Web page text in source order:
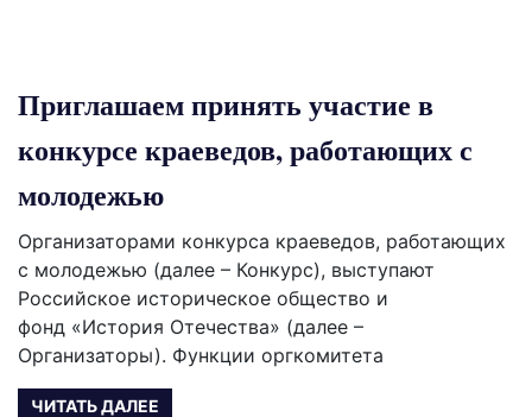
Приглашаем принять участие в
конкурсе краеведов, работающих с
молодежью
Организаторами конкурса краеведов, работающих
с молодежью (далее – Конкурс), выступают
Российское историческое общество и
фонд «История Отечества» (далее –
Организаторы). Функции оргкомитета
ЧИТАТЬ ДАЛЕЕ